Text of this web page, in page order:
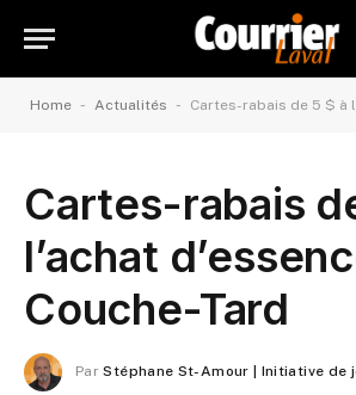
Home - Actualités - Cartes-rabais de 5 $ à l’achat
Cartes-rabais
l’achat
Couche-Tard
Par Stéphane St-Amour | Initiative de